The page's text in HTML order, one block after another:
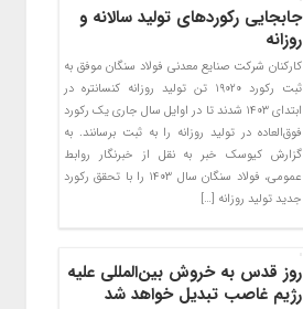
جابجایی رکوردهای تولید سالانه و
روزانه
کارکنان شرکت صنایع معدنی فولاد سنگان موفق به
ثبت رکورد ۱۹۰۲۰ تن تولید روزانه کنسانتره در
ابتدای ۱۴۰۳ شدند تا در اوایل سال جاری یک رکورد
فوق‌العاده در تولید روزانه را به ثبت برسانند. به
گزارش کیوسک خبر به نقل از خبرنگار روابط
عمومی، فولاد سنگان سال ۱۴۰۳ را با تحقق رکورد
جدید تولید روزانه […]
روز قدس به خروش بین‌المللی علیه
رژیم غاصب تبدیل خواهد شد